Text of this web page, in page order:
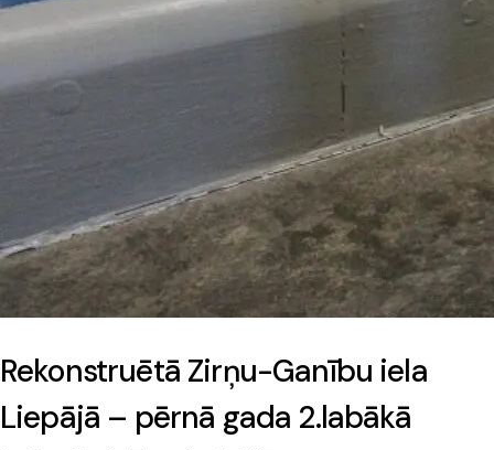
Rekonstruētā Zirņu-Ganību iela
Liepājā – pērnā gada 2.labākā